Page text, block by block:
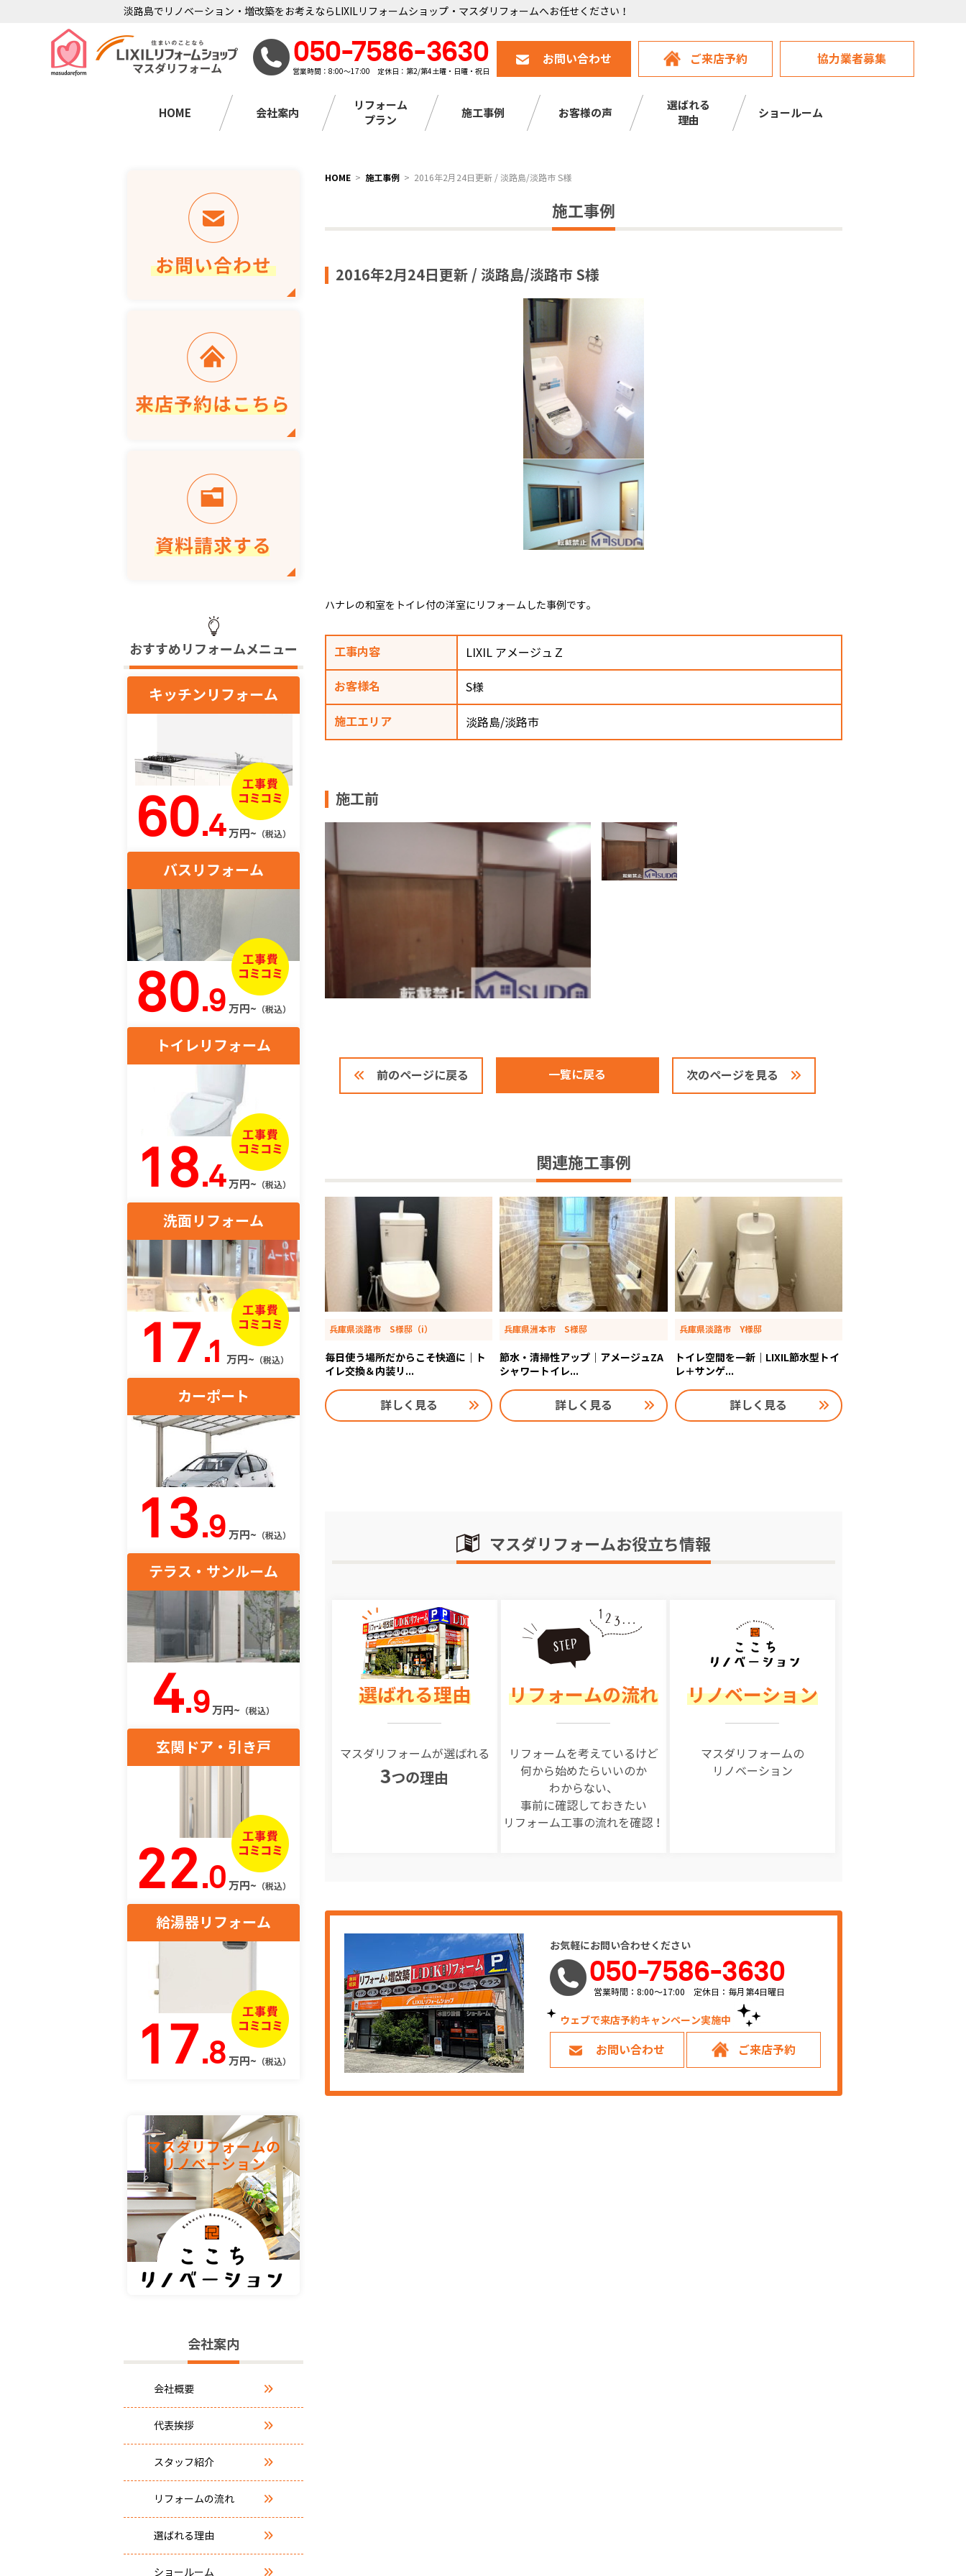
淡路島でリノベーション・増改築をお考えならLIXILリフォームショップ・マスダリフォームへお任せください！
050-7586-3630
営業時間：8:00～17:00 定休日：第2/第4土曜・日曜・祝日
お問い合わせ ご来店予約 協力業者募集
HOME 会社案内
リフォーム
プラン
施工事例 お客様の声
選ばれる
理由
ショールーム
HOME 施工事例 2016年2月24日更新 / 淡路島/淡路市 S様
施工事例
2016年2月24日更新 / 淡路島/淡路市 S様
ハナレの和室をトイレ付の洋室にリフォームした事例です。
工事内容 LIXIL アメージュＺ
お客様名 S様
施工エリア 淡路島/淡路市
施工前
前のページに戻る 一覧に戻る 次のページを見る
関連施工事例
兵庫県淡路市 S様邸（i）
毎日使う場所だからこそ快適に｜ト
イレ交換＆内装リ...
詳しく見る
兵庫県洲本市 S様邸
節水・清掃性アップ｜アメージュZA
シャワートイレ...
詳しく見る
兵庫県淡路市 Y様邸
トイレ空間を一新｜LIXIL節水型トイ
レ＋サンゲ...
詳しく見る
マスダリフォームお役立ち情報
選ばれる理由
マスダリフォームが選ばれる
3つの理由
リフォームの流れ
リフォームを考えているけど
何から始めたらいいのか
わからない、
事前に確認しておきたい
リフォーム工事の流れを確認！
リノベーション
マスダリフォームの
リノベーション
お気軽にお問い合わせください
050-7586-3630
営業時間：8:00～17:00 定休日：毎月第4日曜日
ウェブで来店予約キャンペーン実施中！
お問い合わせ ご来店予約
おすすめリフォームメニュー
キッチンリフォーム
60.4万円~ （税込）
バスリフォーム
80.9 万円~ （税込）
トイレリフォーム
18.4万円~ （税込）
洗面リフォーム
17.1 万円~ （税込）
カーポート
13.9 万円~ （税込）
テラス・サンルーム
4.9万円~ （税込）
玄関ドア・引き戸
22.0 万円~ （税込）
給湯器リフォーム
17.8 万円~ （税込）
会社案内
会社概要
代表挨拶
スタッフ紹介
リフォームの流れ
選ばれる理由
ショールーム